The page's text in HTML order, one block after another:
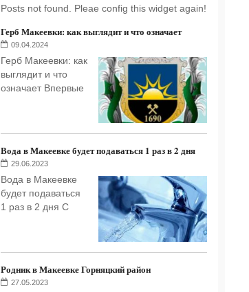
Posts not found. Pleae config this widget again!
Герб Макеевки: как выглядит и что означает
09.04.2024
Герб Макеевки: как
выглядит и что
означает Впервые
Вода в Макеевке будет подаваться 1 раз в 2 дня
29.06.2023
Вода в Макеевке
будет подаваться
1 раз в 2 дня С
Родник в Макеевке Горняцкий район
27.05.2023